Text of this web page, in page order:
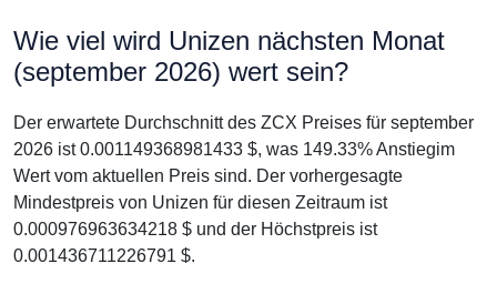
Wie viel wird Unizen nächsten Monat
(september 2026) wert sein?
Der erwartete Durchschnitt des ZCX Preises für september
2026 ist 0.001149368981433 $, was 149.33% Anstiegim
Wert vom aktuellen Preis sind. Der vorhergesagte
Mindestpreis von Unizen für diesen Zeitraum ist
0.000976963634218 $ und der Höchstpreis ist
0.001436711226791 $.